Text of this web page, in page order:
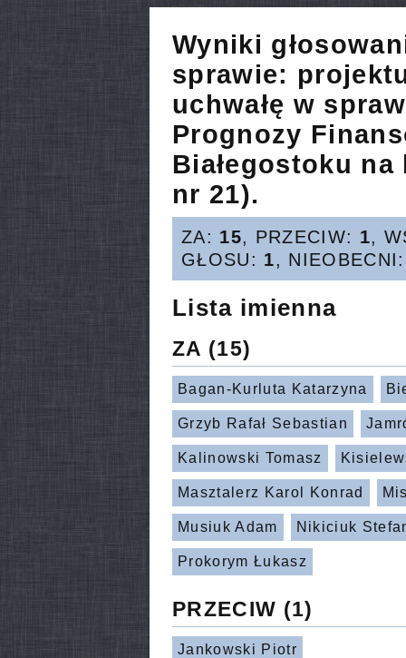
Wyniki
sprawie:
uchwałę w
Prognozy
Białegostoku na
nr 21).
ZA: 15, PRZECIW: 1,
GŁOSU: 1,
Lista imienna
ZA (15)
Bagan-Kurluta Katarzyna
Grzyb Rafał Sebastian
Kalinowski Tomasz
Masztalerz Karol Konrad
Musiuk Adam Nikiciuk
Prokorym Łukasz
PRZECIW (1)
Jankowski Piotr